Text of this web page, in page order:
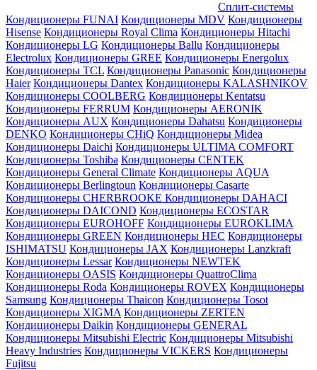
Сплит-системы
Кондиционеры FUNAI Кондиционеры MDV Кондиционеры
Hisense Кондиционеры Royal Clima Кондиционеры Hitachi
Кондиционеры LG Кондиционеры Ballu Кондиционеры
Electrolux Кондиционеры GREE Кондиционеры Energolux
Кондиционеры TCL Кондиционеры Panasonic Кондиционеры
Haier Кондиционеры Dantex Кондиционеры KALASHNIKOV
Кондиционеры СOOLBERG Кондиционеры Kentatsu
Кондиционеры FERRUM Кондиционеры AERONIK
Кондиционеры AUX Кондиционеры Dahatsu Кондиционеры
DENKO Кондиционеры CHiQ Кондиционеры Midea
Кондиционеры Daichi Кондиционеры ULTIMA COMFORT
Кондиционеры Toshiba Кондиционеры CENTEK
Кондиционеры General Climate Кондиционеры AQUA
Кондиционеры Berlingtoun Кондиционеры Casarte
Кондиционеры CHERBROOKE Кондиционеры DAHACI
Кондиционеры DAICOND Кондиционеры ECOSTAR
Кондиционеры EUROHOFF Кондиционеры EUROKLIMA
Кондиционеры GREEN Кондиционеры HEC Кондиционеры
ISHIMATSU Кондиционеры JAX Кондиционеры Lanzkraft
Кондиционеры Lessar Кондиционеры NEWTEK
Кондиционеры OASIS Кондиционеры QuattroClima
Кондиционеры Roda Кондиционеры ROVEX Кондиционеры
Samsung Кондиционеры Thaicon Кондиционеры Tosot
Кондиционеры XIGMA Кондиционеры ZERTEN
Кондиционеры Daikin Кондиционеры GENERAL
Кондиционеры Mitsubishi Electric Кондиционеры Mitsubishi
Heavy Industries Кондиционеры VICKERS Кондиционеры
Fujitsu